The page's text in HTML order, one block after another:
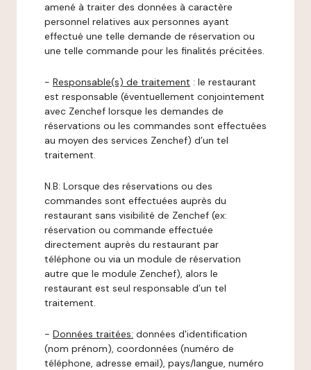
amené à traiter des données à caractère
personnel relatives aux personnes ayant
effectué une telle demande de réservation ou
une telle commande pour les finalités précitées.
- Responsable(s) de traitement : le restaurant
est responsable (éventuellement conjointement
avec Zenchef lorsque les demandes de
réservations ou les commandes sont effectuées
au moyen des services Zenchef) d’un tel
traitement.
N.B: Lorsque des réservations ou des
commandes sont effectuées auprès du
restaurant sans visibilité de Zenchef (ex:
réservation ou commande effectuée
directement auprès du restaurant par
téléphone ou via un module de réservation
autre que le module Zenchef), alors le
restaurant est seul responsable d’un tel
traitement.
- Données traitées: données d'identification
(nom prénom), coordonnées (numéro de
téléphone, adresse email), pays/langue, numéro